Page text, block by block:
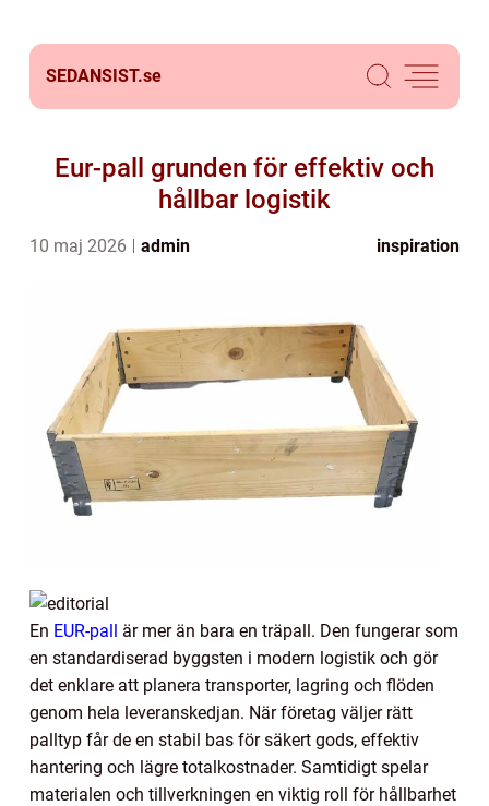
SEDANSIST.se
Eur-pall grunden för effektiv och
hållbar logistik
10 maj 2026 admin inspiration
En EUR-pall är mer än bara en träpall. Den fungerar som
en standardiserad byggsten i modern logistik och gör
det enklare att planera transporter, lagring och flöden
genom hela leveranskedjan. När företag väljer rätt
palltyp får de en stabil bas för säkert gods, effektiv
hantering och lägre totalkostnader. Samtidigt spelar
materialen och tillverkningen en viktig roll för hållbarhet